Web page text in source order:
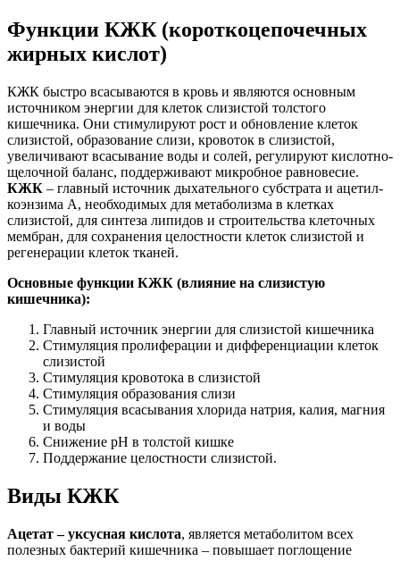
Функции КЖК (короткоцепочечных
жирных кислот)
КЖК быстро всасываются в кровь и являются основным
источником энергии для клеток слизистой толстого
кишечника. Они стимулируют рост и обновление клеток
слизистой, образование слизи, кровоток в слизистой,
увеличивают всасывание воды и солей, регулируют кислотно-
щелочной баланс, поддерживают микробное равновесие.
КЖК – главный источник дыхательного субстрата и ацетил-
коэнзима А, необходимых для метаболизма в клетках
слизистой, для синтеза липидов и строительства клеточных
мембран, для сохранения целостности клеток слизистой и
регенерации клеток тканей.
Основные функции КЖК (влияние на слизистую
кишечника):
Главный источник энергии для слизистой кишечника
Стимуляция пролиферации и дифференциации клеток
слизистой
Стимуляция кровотока в слизистой
Стимуляция образования слизи
Стимуляция всасывания хлорида натрия, калия, магния
и воды
Снижение рН в толстой кишке
Поддержание целостности слизистой.
Виды КЖК
Ацетат – уксусная кислота, является метаболитом всех
полезных бактерий кишечника – повышает поглощение